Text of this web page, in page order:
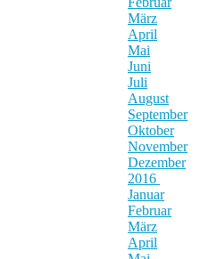
März
April
Mai
Juni
Juli
August
September
Oktober
November
Dezember
2016
Januar
Februar
März
April